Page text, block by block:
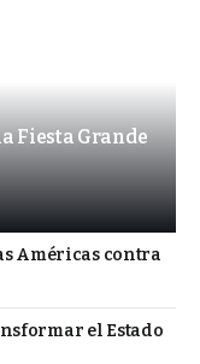
Fiesta Grande
Américas contra
el Estado